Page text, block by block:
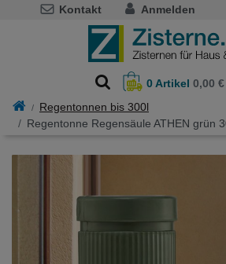
Kontakt Anmelden
0Artikel 0,00 €
Regentonnen bis 300l
Regentonne Regensäule ATHEN grün